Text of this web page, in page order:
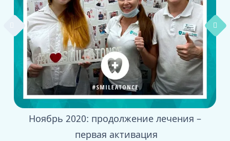
Ноябрь 2020: продолжение лечения –
первая активация